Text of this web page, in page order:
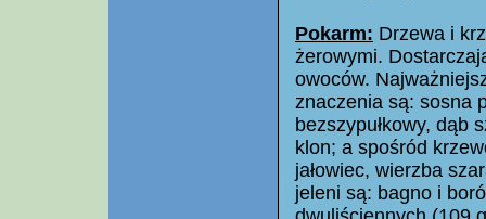
Pokarm: Drzewa i
żerowymi.
owoców.
znaczenia są: sosna
bezszypułkowy, dąb
klon; a spośród
jałowiec, wierzba
jeleni są: bagno i